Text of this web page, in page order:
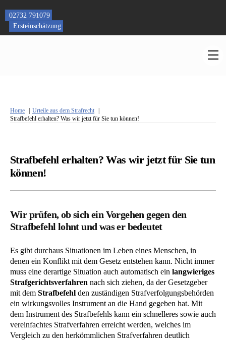
content
02732 791079
Ersteinschätzung
Home
Urteile aus dem Strafrecht
Strafbefehl erhalten? Was wir jetzt für Sie tun können!
Strafbefehl erhalten? Was wir jetzt für Sie tun
können!
Wir prüfen, ob sich ein Vorgehen gegen den
Strafbefehl lohnt und was er bedeutet
Es gibt durchaus Situationen im Leben eines Menschen, in
denen ein Konflikt mit dem Gesetz entstehen kann. Nicht immer
muss eine derartige Situation auch automatisch ein langwieriges
Strafgerichtsverfahren nach sich ziehen, da der Gesetzgeber
mit dem Strafbefehl den zuständigen Strafverfolgungsbehörden
ein wirkungsvolles Instrument an die Hand gegeben hat. Mit
dem Instrument des Strafbefehls kann ein schnelleres sowie auch
vereinfachtes Strafverfahren erreicht werden, welches im
Vergleich zu den herkömmlichen Strafverfahren deutlich